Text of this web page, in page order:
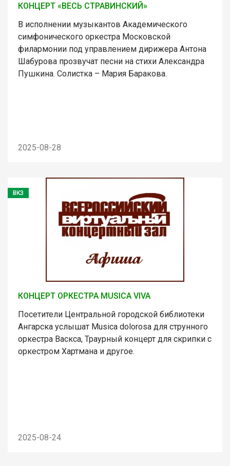
КОНЦЕРТ «ВЕСЬ СТРАВИНСКИЙ»
В исполнении музыкантов Академического
симфонического оркестра Московской
филармонии под управлением дирижера Антона
Шабурова прозвучат песни на стихи Александра
Пушкина. Солистка – Мария Баракова.
2025-08-28
ВКЗ
КОНЦЕРТ ОРКЕСТРА MUSICA VIVA
Посетители Центральной городской библиотеки
Ангарска услышат Musica dolorosa для струнного
оркестра Васкса, Траурный концерт для скрипки с
оркестром Хартмана и другое.
2025-08-24